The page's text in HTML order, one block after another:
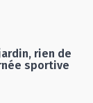
rien de
sportive